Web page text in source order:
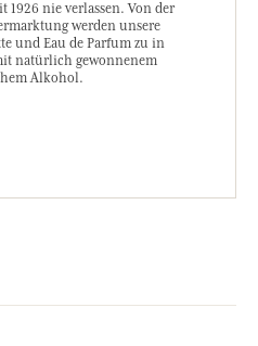
1926 nie verlassen. Von der
werden unsere
und Eau de Parfum zu in
natürlich gewonnenem
Alkohol.